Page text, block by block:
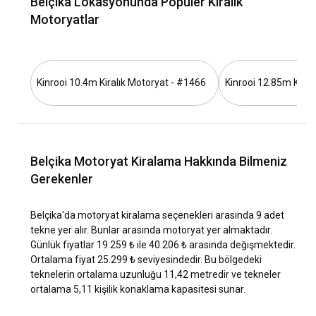
nasıldır?
değişir ve bu da yat seyir koşulları için mükemmeldir.
Belçika lokasyonunun tarihi ve kültürü nasıl
özgün mutfağını da deneyimleyebilirsiniz. Belçika'nın tarihi
şehirlerini gezerken, bu mutfağın eşsiz lezzetlerini tatma
fırsatı bulabilirsiniz.
Belçika bölgesindeki en popüler turistik yerler ve
açık hava etkinlikleri nelerdir?
Belçika'da kıyılarda yürüyüş, bisiklet turları, dalış ve rüzgar
sörfü gibi birçok açık hava etkinliği bulunmaktadır.
Motoryatlar
Kinrooi 10.4m Kiralık Motoryat - #1466 Kinrooi 12.85m
Belçika Motoryat Kiralama Hakkında Bilmeniz
Gerekenler
Belçika'da motoryat kiralama seçenekleri arasında 9 adet
tekne yer alır. Bunlar arasında motoryat yer almaktadır.
Günlük fiyatlar 19.259 ₺ ile 40.206 ₺ arasında değişmektedir.
Ortalama fiyat 25.299 ₺ seviyesindedir. Bu bölgedeki
teknelerin ortalama uzunluğu 11,42 metredir ve tekneler
ortalama 5,11 kişilik konaklama kapasitesi sunar.